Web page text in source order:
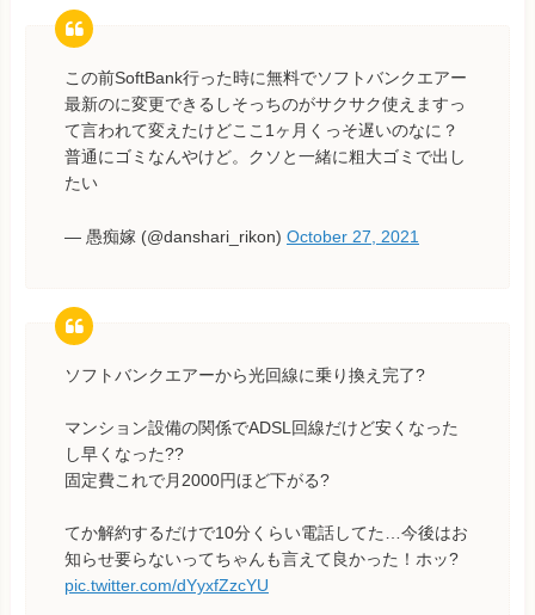
この前SoftBank行った時に無料でソフトバンクエアー
最新のに変更できるしそっちのがサクサク使えますっ
て言われて変えたけどここ1ヶ月くっそ遅いのなに？
普通にゴミなんやけど。クソと一緒に粗大ゴミで出し
たい
— 愚痴嫁 (@danshari_rikon) October 27, 2021
ソフトバンクエアーから光回線に乗り換え完了?
マンション設備の関係でADSL回線だけど安くなった
し早くなった??
固定費これで月2000円ほど下がる?
てか解約するだけで10分くらい電話してた…今後はお
知らせ要らないってちゃんも言えて良かった！ホッ?
pic.twitter.com/dYyxfZzcYU